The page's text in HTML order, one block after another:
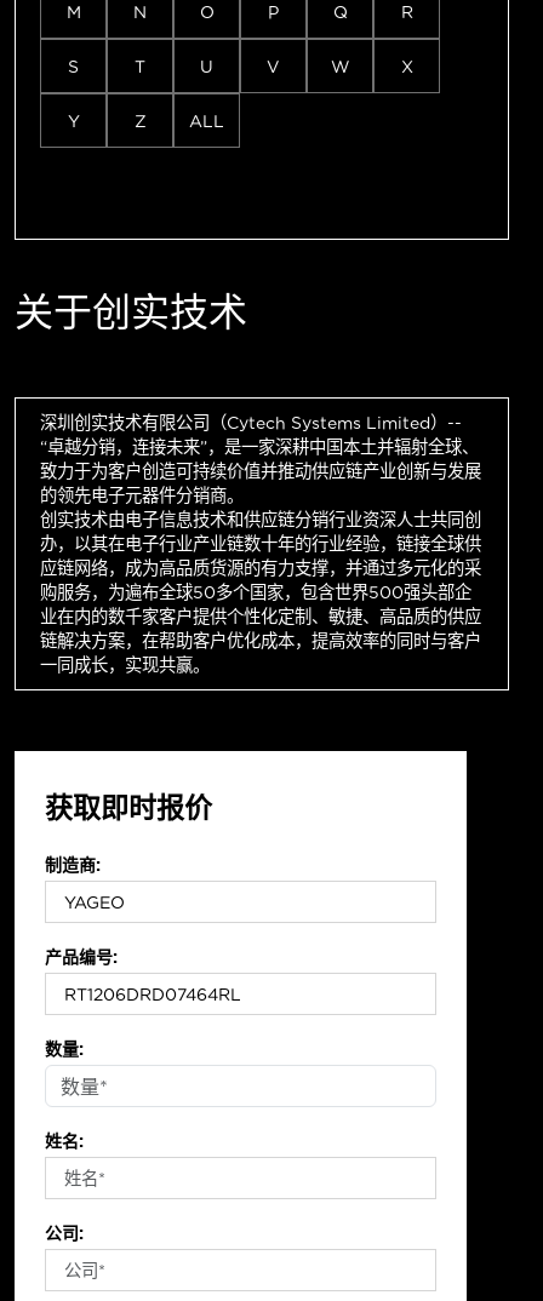
M N O P Q R
S T U V W X
Y Z ALL
关于创实技术
深圳创实技术有限公司（Cytech Systems Limited）--
“卓越分销，连接未来”，是一家深耕中国本土并辐射全球、
致力于为客户创造可持续价值并推动供应链产业创新与发展
的领先电子元器件分销商。
创实技术由电子信息技术和供应链分销行业资深人士共同创
办，以其在电子行业产业链数十年的行业经验，链接全球供
应链网络，成为高品质货源的有力支撑，并通过多元化的采
购服务，为遍布全球50多个国家，包含世界500强头部企
业在内的数千家客户提供个性化定制、敏捷、高品质的供应
链解决方案，在帮助客户优化成本，提高效率的同时与客户
一同成长，实现共赢。
获取即时报价
制造商:
产品编号:
数量:
姓名:
公司: